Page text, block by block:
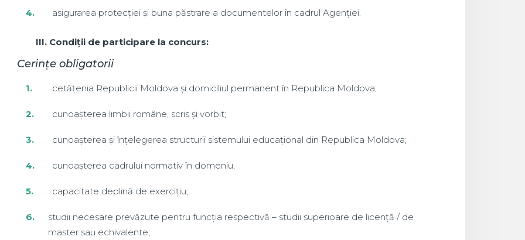
asigurarea protecției și buna păstrare a documentelor în cadrul Agenției.
III. Condiții de participare la concurs:
Cerințe obligatorii
cetățenia Republicii Moldova și domiciliul permanent în Republica Moldova;
cunoașterea limbii române, scris și vorbit;
cunoașterea și înțelegerea structurii sistemului educațional din Republica Moldova;
cunoașterea cadrului normativ în domeniu;
capacitate deplină de exercițiu;
studii necesare prevăzute pentru funcția respectivă – studii superioare de licență / de
master sau echivalente;